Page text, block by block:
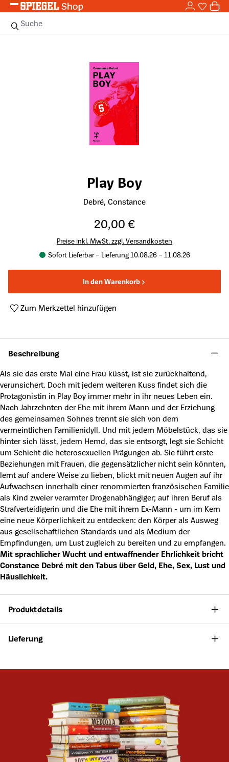
Zum Hauptinhalt springen 0
Suche
Play Boy
Debré, Constance
20,00 €
Preise inkl. MwSt. zzgl. Versandkosten
Sofort Lieferbar – Lieferung 10.08.26 – 11.08.26
In den Warenkorb
Zum Merkzettel hinzufügen
Beschreibung
Als sie das erste Mal eine Frau küsst, ist sie zurückhaltend,
verunsichert. Doch mit jedem weiteren Kuss findet sich die
Protagonistin in Play Boy immer mehr in ihr neues Leben ein.
Nach Jahrzehnten der Ehe mit ihrem Mann und der Erziehung
des gemeinsamen Sohnes trennt sie sich von dem
vermeintlichen Familienidyll. Und mit jedem Möbelstück, das sie
hinter sich lässt, jedem Hemd, das sie entsorgt, legt sie Schicht
um Schicht die heterosexuellen Prägungen ab. Sie führt erste
Beziehungen mit Frauen, die gegensätzlicher nicht sein könnten,
lernt auf andere Weise zu lieben, blickt mit neuen Augen auf ihr
Aufwachsen innerhalb einer renommierten französischen Familie
als Kind zweier verarmter Drogenabhängiger; auf ihren Beruf als
Strafverteidigerin und die Ehe mit ihrem Ex-Mann - um im Kern
eine neue Körperlichkeit zu entdecken: den Körper als Ausweg
aus gesellschaftlichen Standards und als Medium der
Empfindungen, um Lust zugleich zu bereiten und zu empfangen.
Mit sprachlicher Wucht und entwaffnender Ehrlichkeit bricht
Constance Debré mit den Tabus über Geld, Ehe, Sex, Lust und
Häuslichkeit.
Produktdetails
Lieferung